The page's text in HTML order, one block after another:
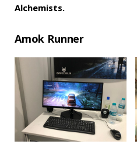
Alchemists.
Amok Runner